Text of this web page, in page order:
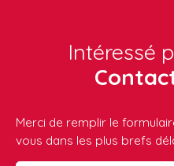
Intéressé
Merci de remplir le
vous dans les plus brefs